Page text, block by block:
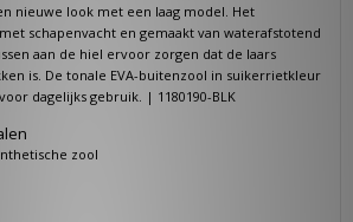
nieuwe look met een laag model. Het
schapenvacht en gemaakt van waterafstotend
aan de hiel ervoor zorgen dat de laars
is. De tonale EVA-buitenzool in suikerrietkleur
dagelijks gebruik. | 1180190-BLK
zool